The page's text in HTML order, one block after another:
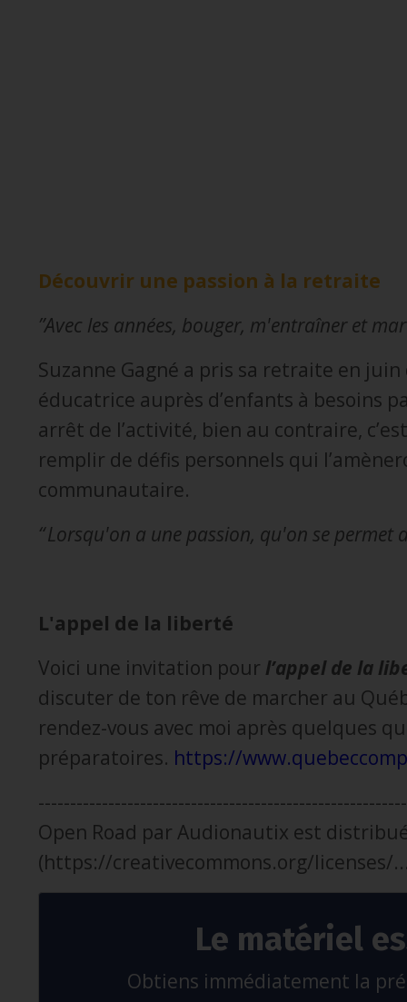
Découvrir une passion à la retraite
”Avec les années, bouger, m'entraîner et
Suzanne Gagné a pris sa retraite en
éducatrice auprès d’enfants à besoins
arrêt de l’activité, bien au contraire,
remplir de défis personnels qui
communautaire.
“ Lorsqu'on a une passion, qu'on se
L'appel de la liberté
Voici une invitation pour l’appel de la
discuter de ton rêve de marcher au
rendez-vous avec moi après quelques
préparatoires. https://
Open Road par Audionautix est
(https://creativecommons.org/licenses/
Le matériel
Obtiens immédiatement la